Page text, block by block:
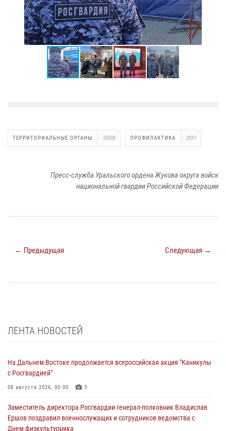
ТЕРРИТОРИАЛЬНЫЕ ОРГАНЫ 28588 ПРОФИЛАКТИКА 2831
Пресс-служба Уральского ордена Жукова округа войск
национальной гвардии Российской Федерации
← Предыдущая Следующая →
ЛЕНТА НОВОСТЕЙ
На Дальнем Востоке продолжается всероссийская акция "Каникулы
с Росгвардией"
08 августа 2026, 00:00 3
Заместитель директора Росгвардии генерал-полковник Владислав
Ершов поздравил военнослужащих и сотрудников ведомства с
Днем физкультурника